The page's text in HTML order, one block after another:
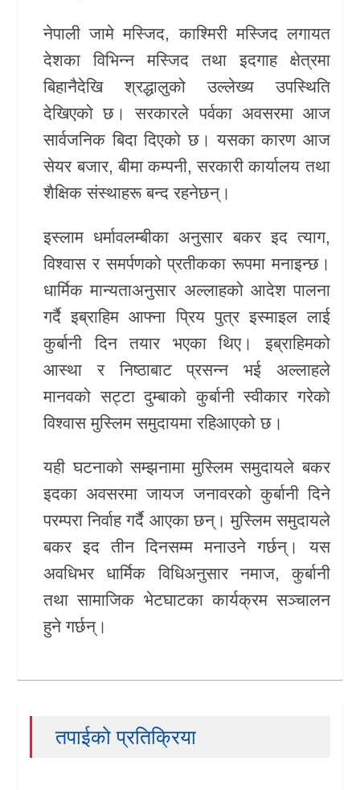
नेपाली जामे मस्जिद,काश्मिरी मस्जिदलगायत
देशका विभिन्न मस्जिद तथा इदगाह क्षेत्रमा
बिहानैदेखि श्रद्धालुको उल्लेख्य उपस्थिति
देखिएको छ। सरकारले पर्वका अवसरमा आज
सार्वजनिक बिदा दिएको छ। यसका कारण आज
सेयर बजार, बीमा कम्पनी, सरकारी कार्यालय तथा
शैक्षिक संस्थाहरू बन्द रहनेछन्।
इस्लाम धर्मावलम्बीका अनुसार बकर इद त्याग,
विश्वास र समर्पणको प्रतीकका रूपमा मनाइन्छ।
धार्मिक मान्यताअनुसार अल्लाहको आदेश पालना
गर्दैइब्राहिम आफ्ना प्रिय पुत्रइस्माइललाई
कुर्बानी दिन तयार भएका थिए। इब्राहिमको
आस्था र निष्ठाबाट प्रसन्न भई अल्लाहले
मानवको सट्टा दुम्बाको कुर्बानी स्वीकार गरेको
विश्वास मुस्लिम समुदायमा रहिआएको छ।
यही घटनाको सम्झनामा मुस्लिम समुदायले बकर
इदका अवसरमा जायज जनावरको कुर्बानी दिने
परम्परा निर्वाह गर्दै आएका छन्। मुस्लिम समुदायले
बकर इद तीन दिनसम्म मनाउने गर्छन्। यस
अवधिभर धार्मिक विधिअनुसार नमाज, कुर्बानी
तथा सामाजिक भेटघाटका कार्यक्रम सञ्चालन
हुने गर्छन्।
तपाईको प्रतिक्रिया